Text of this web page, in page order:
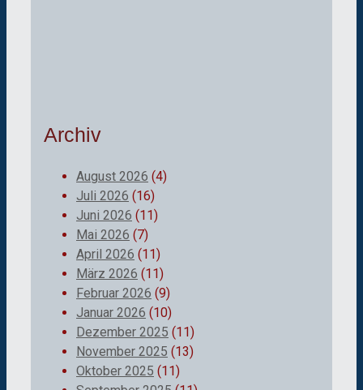
Archiv
August 2026 (4)
Juli 2026 (16)
Juni 2026 (11)
Mai 2026 (7)
April 2026 (11)
März 2026 (11)
Februar 2026 (9)
Januar 2026 (10)
Dezember 2025 (11)
November 2025 (13)
Oktober 2025 (11)